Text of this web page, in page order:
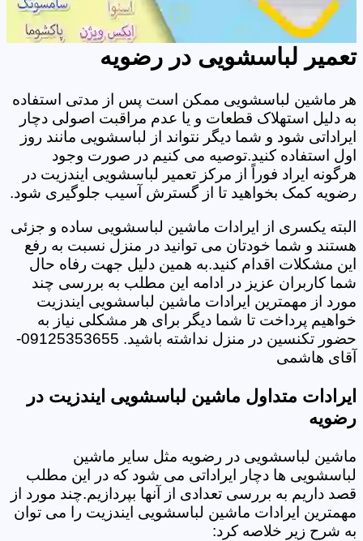
تعمیر لباسشویی در رضویه
هر ماشین لباسشویی ممکن است پس از مدتی استفاده
به دلیل استهلاک قطعات و یا عدم مراقبت اصولی دچار
ایراداتی شود و شما دیگر نتواند از لباسشویی مانند روز
اول استفاده کنید.توصیه می کنیم در صورت وجود
هرگونه ایراد فوراً از مرکز تعمیر لباسشویی ایندزیت در
رضویه کمک بخواهید تا از گسترش آسیب جلوگیری شود.
البته یکسری از ایرادات ماشین لباسشویی ساده و جزئی
هستند و شما خودتان می توانید در منزل نسبت به رفع
این مشکلات اقدام کنید.به همین دلیل جهت رفاه حال
شما کاربران عزیز در ادامه این مطلب به بررسی چند
مورد از مهمترین ایرادات ماشین لباسشویی ایندزیت
خواهیم پرداخت تا شما دیگر برای هر مشکلی نیاز به
حضور تکنسین در منزل نداشته باشید. 09125353655-
آقای هاشمی
ایرادات متداول ماشین لباسشویی ایندزیت در
رضویه
ماشین لباسشویی در رضویه مثل سایر ماشین
لباسشویی ها دچار ایراداتی می شود که در این مطلب
قصد داریم به بررسی تعدادی از آنها بپردازیم.چند مورد از
مهمترین ایرادات ماشین لباسشویی ایندزیت را می توان
به شرح زیر خلاصه کرد: